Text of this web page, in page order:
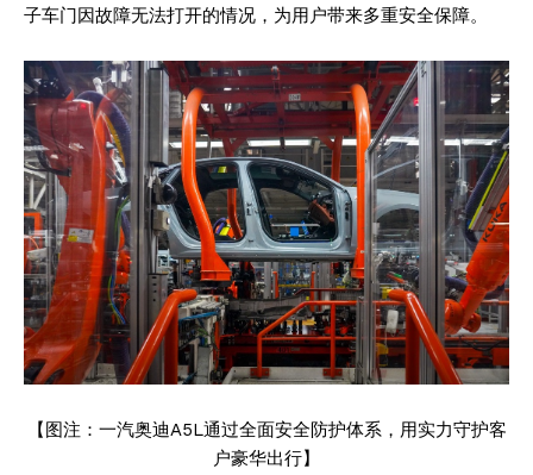
SUBSCRIBE NOW
Company
About
Contact us
Subscription Plans
My account
子车门因故障无法打开的情况，为用户带来多重安全保障。
【图注：一汽奥迪A5L通过全面安全防护体系，用实力守护客
户豪华出行】